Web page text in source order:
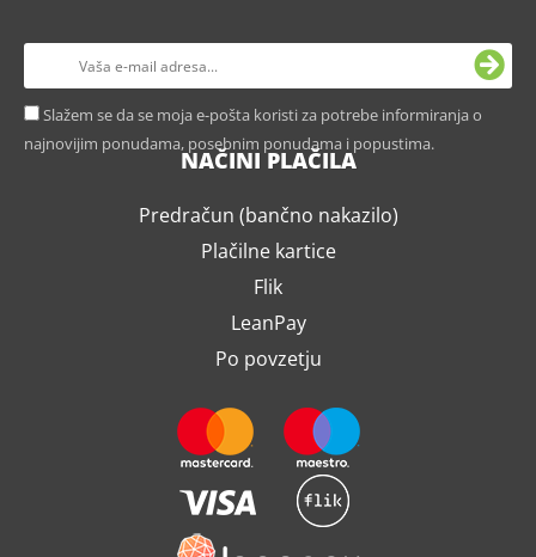
Slažem se da se moja e-pošta koristi za potrebe informiranja o
najnovijim ponudama, posebnim ponudama i popustima.
NAČINI PLAČILA
Predračun (bančno nakazilo)
Plačilne kartice
Flik
LeanPay
Po povzetju